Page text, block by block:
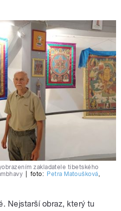
zakladatele tibetského
foto: Petra Matoušková,
Nejstarší obraz, který tu